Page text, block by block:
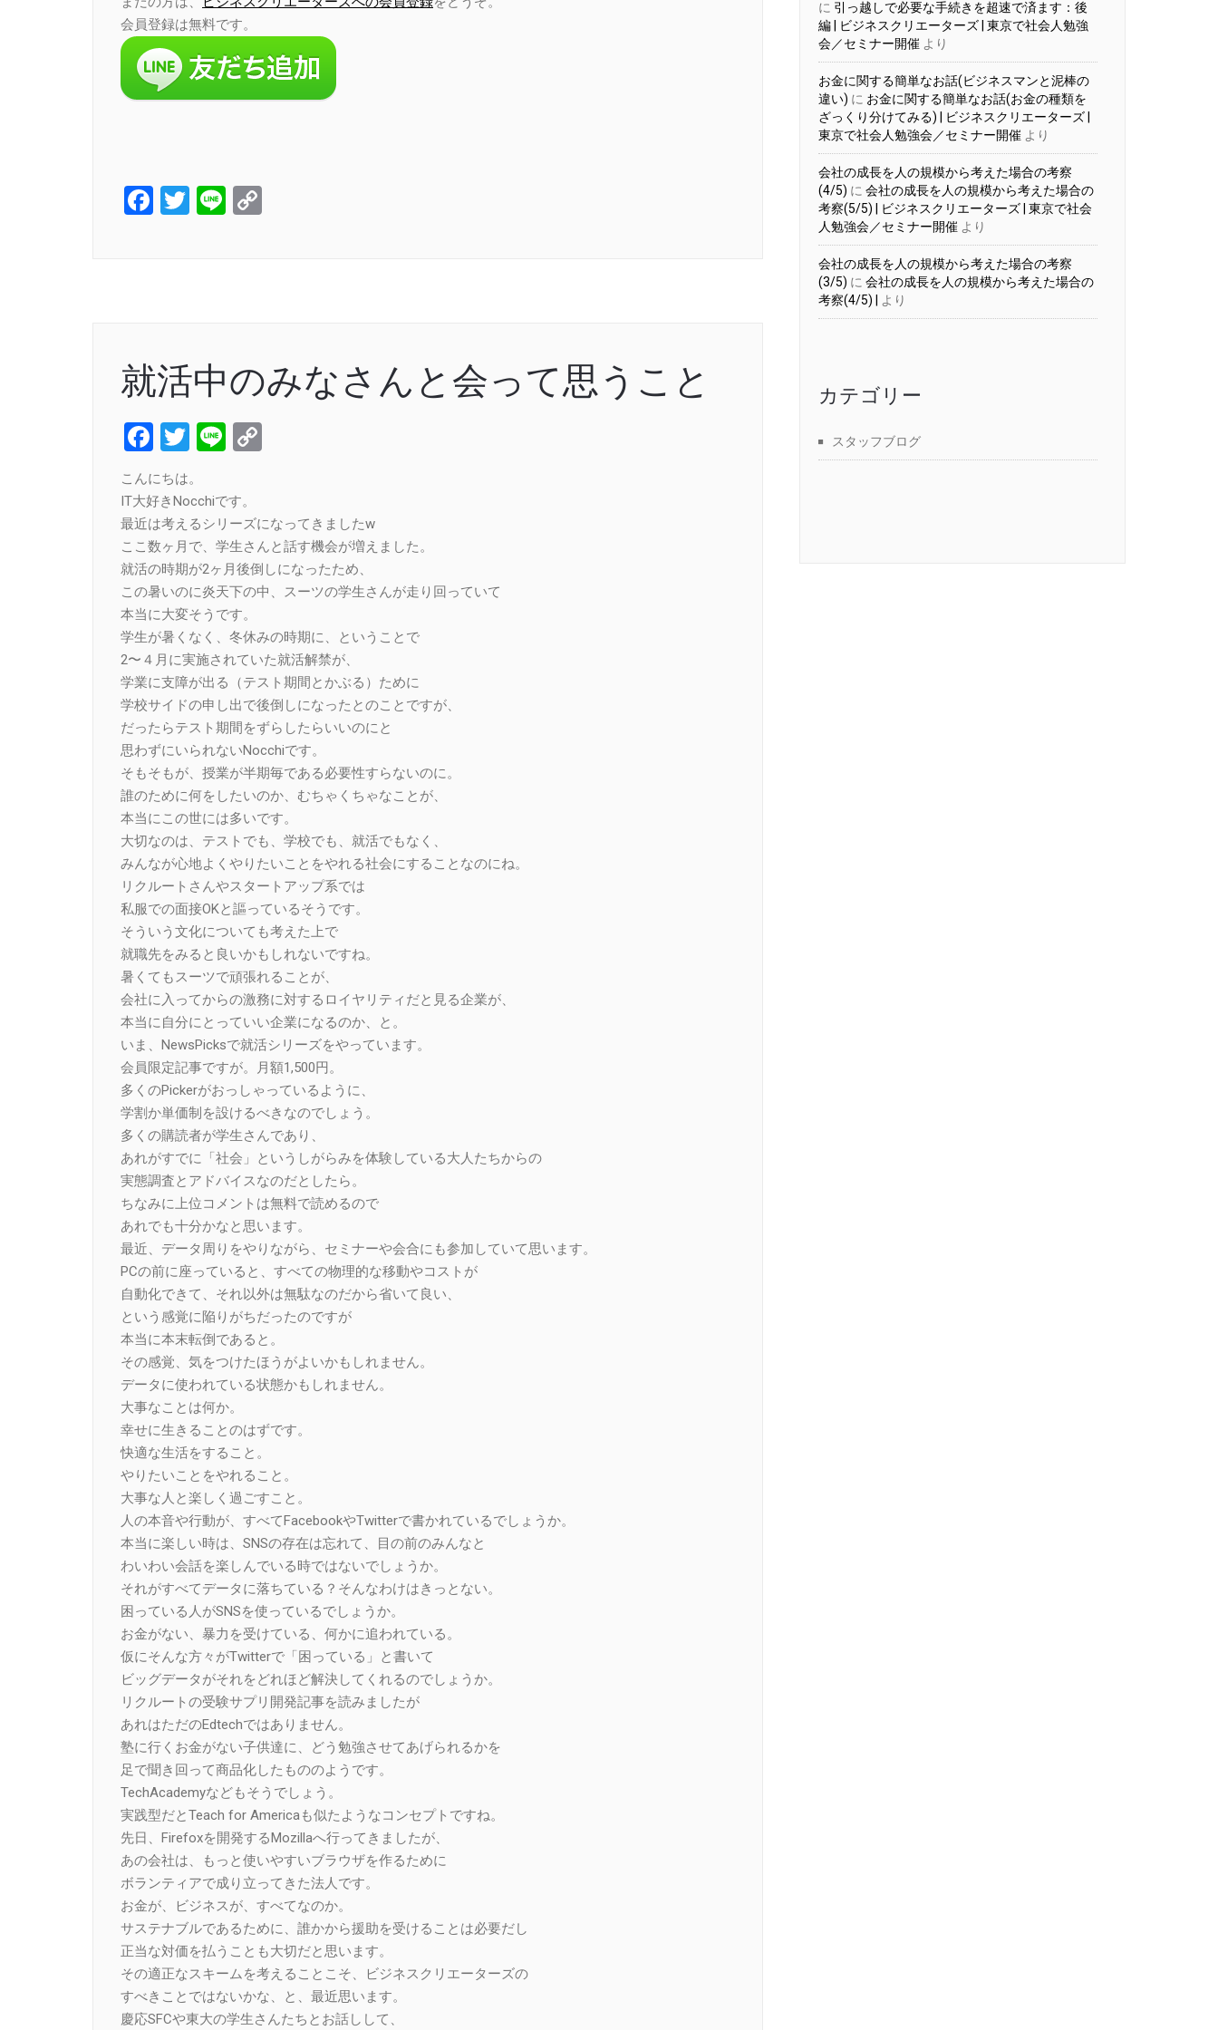
会員登録は無料です。
Facebook
Twitter
Line
就活中のみなさんと会って思うこと
Facebook
Twitter
Line
こんにちは。
IT大好きNocchiです。
最近は考えるシリーズになってきましたw
ここ数ヶ月で、学生さんと話す機会が増えました。
就活の時期が2ヶ月後倒しになったため、
この暑いのに炎天下の中、スーツの学生さんが走り回っていて
本当に大変そうです。
学生が暑くなく、冬休みの時期に、ということで
2〜４月に実施されていた就活解禁が、
学業に支障が出る（テスト期間とかぶる）ために
学校サイドの申し出で後倒しになったとのことですが、
だったらテスト期間をずらしたらいいのにと
思わずにいられないNocchiです。
そもそもが、授業が半期毎である必要性すらないのに。
誰のために何をしたいのか、むちゃくちゃなことが、
本当にこの世には多いです。
大切なのは、テストでも、学校でも、就活でもなく、
みんなが心地よくやりたいことをやれる社会にすることなのにね。
リクルートさんやスタートアップ系では
私服での面接OKと謳っているそうです。
そういう文化についても考えた上で
就職先をみると良いかもしれないですね。
暑くてもスーツで頑張れることが、
会社に入ってからの激務に対するロイヤリティだと見る企業が、
本当に自分にとっていい企業になるのか、と。
いま、NewsPicksで就活シリーズをやっています。
会員限定記事ですが。月額1,500円。
多くのPickerがおっしゃっているように、
学割か単価制を設けるべきなのでしょう。
多くの購読者が学生さんであり、
あれがすでに「社会」というしがらみを体験している大人たちからの
実態調査とアドバイスなのだとしたら。
ちなみに上位コメントは無料で読めるので
あれでも十分かなと思います。
最近、データ周りをやりながら、セミナーや会合にも参加していて思います。
PCの前に座っていると、すべての物理的な移動やコストが
自動化できて、それ以外は無駄なのだから省いて良い、
という感覚に陥りがちだったのですが
本当に本末転倒であると。
その感覚、気をつけたほうがよいかもしれません。
データに使われている状態かもしれません。
大事なことは何か。
幸せに生きることのはずです。
快適な生活をすること。
やりたいことをやれること。
大事な人と楽しく過ごすこと。
人の本音や行動が、すべてFacebookやTwitterで書かれているでしょうか。
本当に楽しい時は、SNSの存在は忘れて、目の前のみんなと
わいわい会話を楽しんでいる時ではないでしょうか。
それがすべてデータに落ちている？そんなわけはきっとない。
困っている人がSNSを使っているでしょうか。
お金がない、暴力を受けている、何かに追われている。
仮にそんな方々がTwitterで「困っている」と書いて
ビッグデータがそれをどれほど解決してくれるのでしょうか。
リクルートの受験サプリ開発記事を読みましたが
あれはただのEdtechではありません。
塾に行くお金がない子供達に、どう勉強させてあげられるかを
足で聞き回って商品化したもののようです。
TechAcademyなどもそうでしょう。
実践型だとTeach for Americaも似たようなコンセプトですね。
先日、Firefoxを開発するMozillaへ行ってきましたが、
あの会社は、もっと使いやすいブラウザを作るために
ボランティアで成り立ってきた法人です。
お金が、ビジネスが、すべてなのか。
サステナブルであるために、誰かから援助を受けることは必要だし
正当な対価を払うことも大切だと思います。
その適正なスキームを考えることこそ、ビジネスクリエーターズの
すべきことではないかな、と、最近思います。
慶応SFCや東大の学生さんたちとお話しして、
に 引っ越しで必要な手続きを超速で済ます：後
編 | ビジネスクリエーターズ | 東京で社会人勉強
会／セミナー開催 より
お金に関する簡単なお話(ビジネスマンと泥棒の
違い) に お金に関する簡単なお話(お金の種類を
ざっくり分けてみる) | ビジネスクリエーターズ |
東京で社会人勉強会／セミナー開催 より
会社の成長を人の規模から考えた場合の考察
(4/5) に 会社の成長を人の規模から考えた場合の
考察(5/5) | ビジネスクリエーターズ | 東京で社会
人勉強会／セミナー開催 より
会社の成長を人の規模から考えた場合の考察
(3/5) に 会社の成長を人の規模から考えた場合の
考察(4/5) |
より
カテゴリー
スタッフブログ